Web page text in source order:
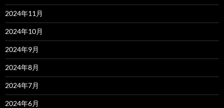
2024年11月
2024年10月
2024年9月
2024年8月
2024年7月
2024年6月